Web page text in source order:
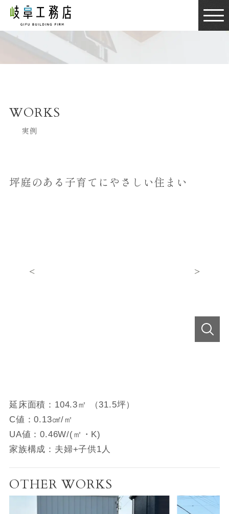
WORKS
実例
坪庭のある子育てにやさしい住まい
延床面積：104.3㎡ （31.5坪）
C値：0.13㎠/㎡
UA値：0.46W/(㎡・K)
家族構成：夫婦+子供1人
OTHER WORKS